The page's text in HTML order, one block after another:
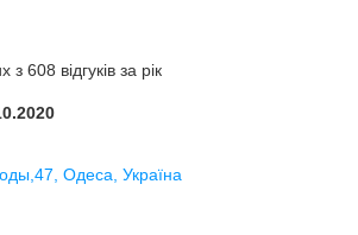
608 відгуків за рік
Одеса, Україна